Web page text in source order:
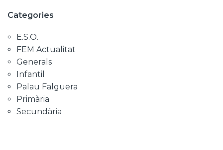
Categories
E.S.O.
FEM Actualitat
Generals
Infantil
Palau Falguera
Primària
Secundària